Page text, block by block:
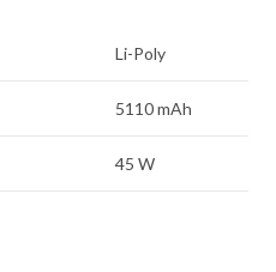
Li-Poly
5110 mAh
45 W